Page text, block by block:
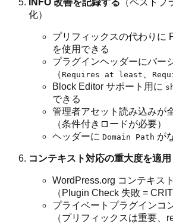
INFO 改善を記録する （ベストプ
化）
プリフィックスの代わりに
を使用できる
プラグインヘッダーにバー
（ Requires at least
Block Editor サポート用に
できる
管理者アセット読み込みが
（条件付きロードが必要）
ヘッダーに Domain Path が
コンテキスト対応の重大度を適用
WordPress.org コンテキス
（Plugin Check 失敗 =
プライベートプラグインコ
（プリフィックスは重要、